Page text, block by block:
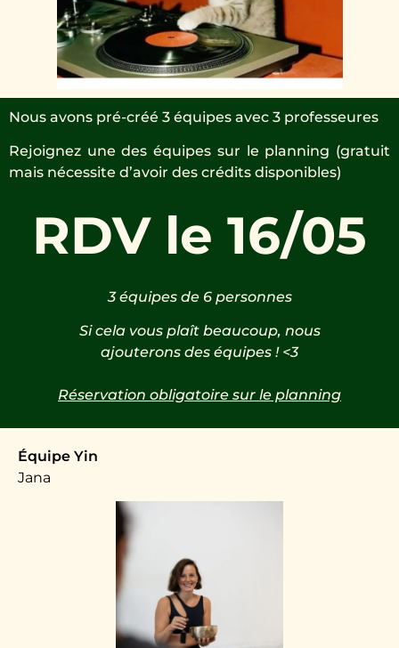
Nous avons pré-créé 3 équipes avec 3 professeures
Rejoignez une des équipes sur le planning (gratuit
mais nécessite d’avoir des crédits disponibles)
RDV le 16/05
3 équipes de 6 personnes
Si cela vous plaît beaucoup, nous
ajouterons des équipes ! <3
Réservation obligatoire sur le planning
Équipe Yin
Jana